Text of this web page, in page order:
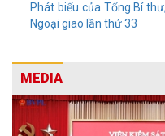
Phát biểu của Tổng Bí
Ngoại giao lần thứ 33
MEDIA